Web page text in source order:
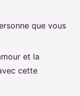
que vous
et la
cette